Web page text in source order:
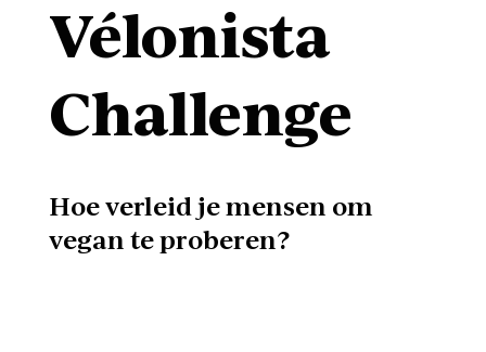
Vélonista
Challenge
Hoe verleid je mensen om
vegan te proberen?